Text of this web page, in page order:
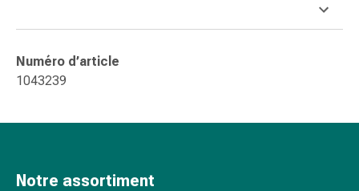
Cœur
Circulation
Bas
Troubles
Numéro d’article
1043239
Notre assortiment